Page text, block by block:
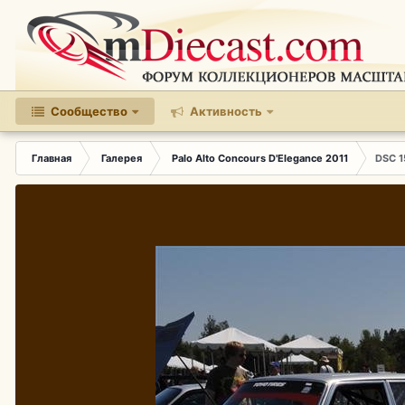
Сообщество Активность
Главная Галерея Palo Alto Concours D'Elegance 2011 DSC